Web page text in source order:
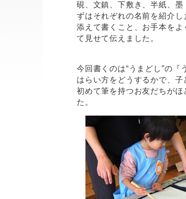
硯、文鎮、下敷き、半紙、
ずはそれぞれの名前を紹介
添えて書くこと、お手本をよ
て見せて伝えました。
今回書くのは“うまどし”の
はらい方をどうするかで、子
初めて筆を持つお友だちが
た。